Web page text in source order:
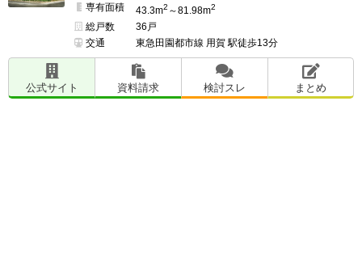
専有面積
43.3m2 ～81.98m2
総戸数
36戸
交通
東急田園都市線 用賀 駅徒歩13分
公式サイト 資料請求 検討スレ まとめ